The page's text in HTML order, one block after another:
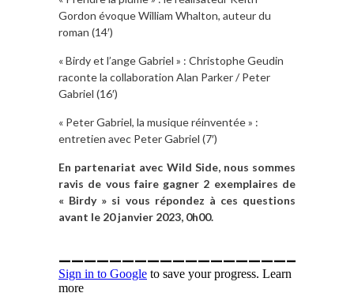
Gordon évoque William Whalton, auteur du
roman (14′)
« Birdy et l’ange Gabriel » : Christophe Geudin
raconte la collaboration Alan Parker / Peter
Gabriel (16′)
« Peter Gabriel, la musique réinventée » :
entretien avec Peter Gabriel (7′)
En partenariat avec Wild Side, nous sommes
ravis de vous faire gagner 2 exemplaires de
« Birdy » si vous répondez à ces questions
avant le 20 janvier 2023, 0h00.